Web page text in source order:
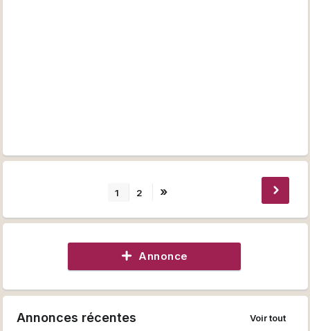
1 2 »
Annonce
Annonces récentes Voir tout